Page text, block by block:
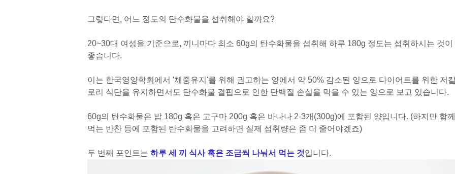
그렇다면, 어느 정도의 탄수화물을 섭취해야 할까요?
20~30대 여성을 기준으로, 끼니마다 최소 60g의 탄수화물을 섭취해 하루 180g 정도는 섭취하시는 것이
좋습니다.
이는 한국영양학회에서 '체중유지'를 위해 권고하는 양에서 약 50% 감소된 양으로 다이어트를 위한 저
로리 식단을 유지하면서도 탄수화물 결핍으로 인한 단백질 손실을 막을 수 있는 양으로 보고 있습니다.
60g의 탄수화물은 밥 180g 혹은 고구마 200g 혹은 바나나 2-3개(300g)에 포함된 양입니다. (하지만 함께
먹는 반찬 등에 포함된 탄수화물을 고려하면 실제 섭취량은 좀 더 줄어야겠죠)
두 번째 포인트는 하루 세 끼 식사 혹은 조금씩 나눠서 먹는 것입니다.